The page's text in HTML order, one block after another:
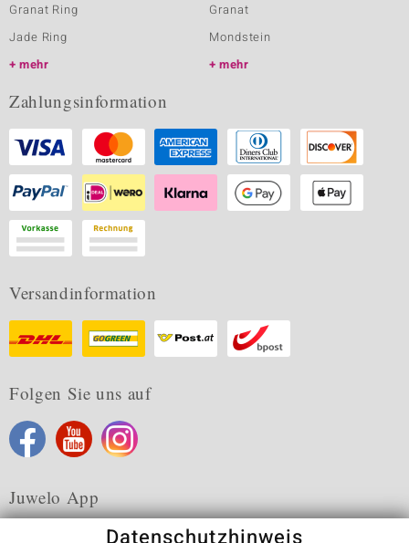
Granat Ring
Jade Ring
mehr
Granat
Mondstein
mehr
Zahlungsinformation
Versandinformation
Folgen Sie uns auf
Juwelo App